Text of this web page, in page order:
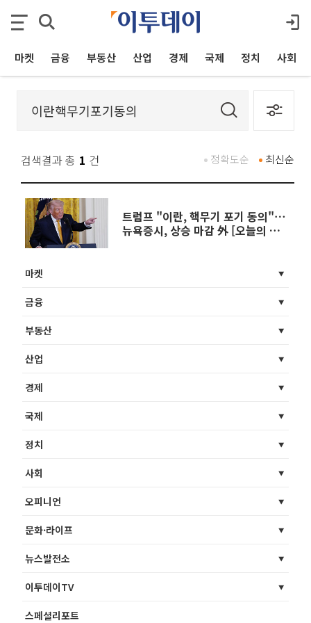
마켓 금융 부동산 산업 경제 국제 정치 사회
검색결과 총 1 건 최신순
정확도순
트럼프 "이란, 핵무기 포기 동의"⋯
뉴욕증시, 상승 마감 外 [오늘의 주
마켓
금융
부동산
산업
경제
국제
정치
사회
오피니언
문화·라이프
뉴스발전소
이투데이TV
스페셜리포트